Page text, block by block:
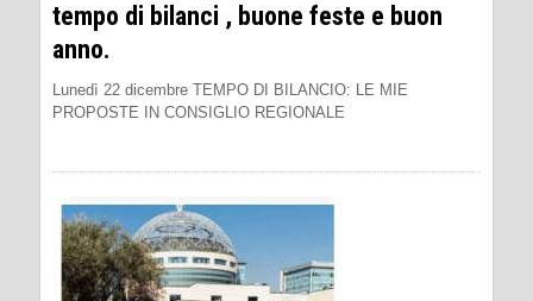
tempo di bilanci , buone feste e buon
anno.
Lunedì 22 dicembre TEMPO DI BILANCIO: LE MIE
PROPOSTE IN CONSIGLIO REGIONALE